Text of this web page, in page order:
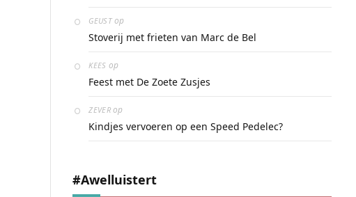
GEUST op
Stoverij met frieten van Marc de Bel
KEES op
Feest met De Zoete Zusjes
ZEVER op
Kindjes vervoeren op een Speed Pedelec?
#awelluistert